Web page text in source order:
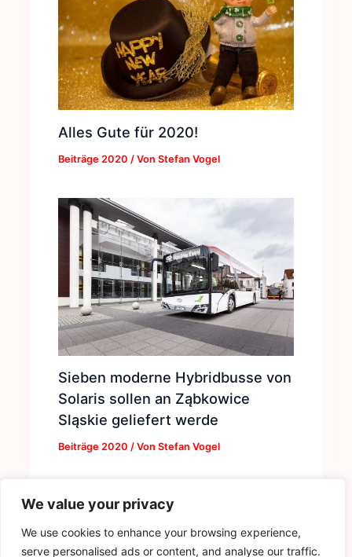
We value your privacy
We use cookies to enhance your browsing experience,
serve personalised ads or content, and analyse our traffic.
Alles Gute für 2020!
Beiträge 2020 / Von Stefan Vogel
Sieben moderne Hybridbusse von
Solaris sollen an Ząbkowice
Sląskie geliefert werde
Beiträge 2020 / Von Stefan Vogel